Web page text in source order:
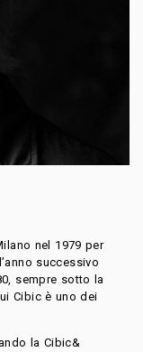
nel 1979 per
successivo
sempre sotto la
Cibic è uno dei
la Cibic&